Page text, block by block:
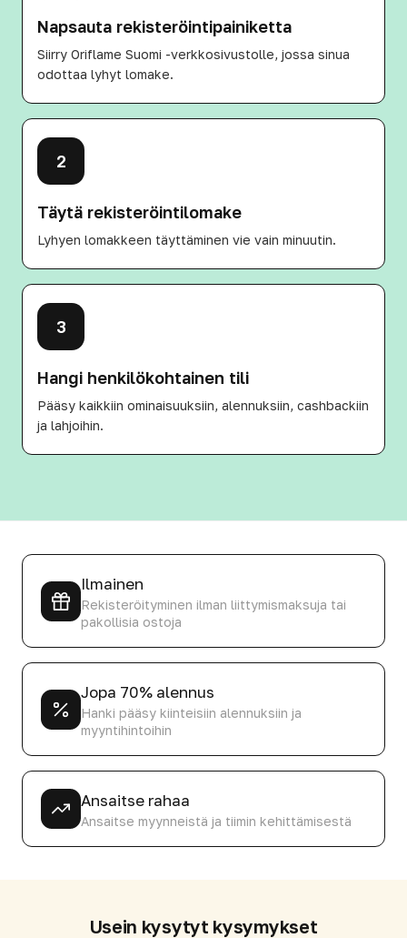
Napsauta rekisteröintipainiketta
Siirry Oriflame Suomi -verkkosivustolle, jossa sinua
odottaa lyhyt lomake.
2
Täytä rekisteröintilomake
Lyhyen lomakkeen täyttäminen vie vain minuutin.
3
Hangi henkilökohtainen tili
Pääsy kaikkiin ominaisuuksiin, alennuksiin, cashbackiin
ja lahjoihin.
Ilmainen
Rekisteröityminen ilman liittymismaksuja tai
pakollisia ostoja
Jopa 70% alennus
Hanki pääsy kiinteisiin alennuksiin ja
myyntihintoihin
Ansaitse rahaa
Ansaitse myynneistä ja tiimin kehittämisestä
Usein kysytyt kysymykset